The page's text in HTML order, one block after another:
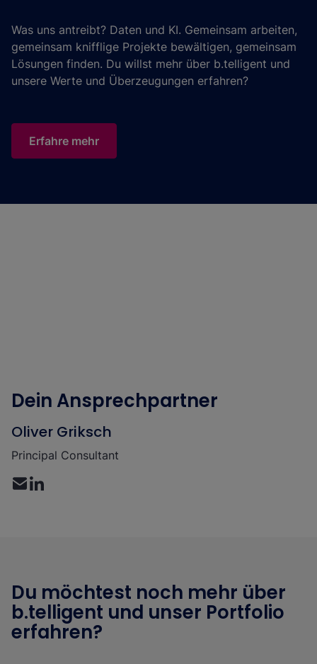
Was uns antreibt? Daten und KI. Gemeinsam arbeiten,
gemeinsam knifflige Projekte bewältigen, gemeinsam
Lösungen finden. Du willst mehr über b.telligent und
unsere Werte und Überzeugungen erfahren?
Erfahre mehr
Dein Ansprechpartner
Oliver Griksch
Principal Consultant
Du möchtest noch mehr über
b.telligent und unser Portfolio
erfahren?